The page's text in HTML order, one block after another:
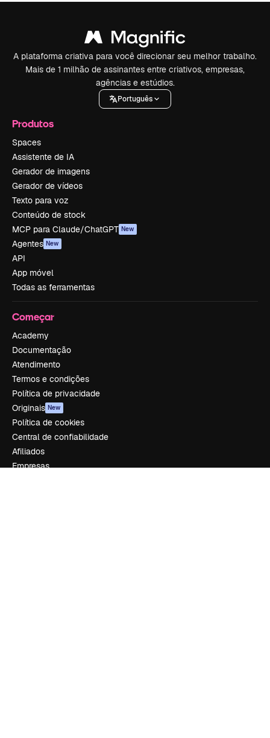
A plataforma criativa para você direcionar seu melhor trabalho.
Mais de 1 milhão de assinantes entre criativos, empresas,
agências e estúdios.
Português
Produtos
Spaces
Assistente de IA
Gerador de imagens
Gerador de vídeos
Texto para voz
Conteúdo de stock
MCP para Claude/ChatGPT New
Agentes New
API
App móvel
Todas as ferramentas
Começar
Academy
Documentação
Atendimento
Termos e condições
Política de privacidade
Originais New
Política de cookies
Central de confiabilidade
Afiliados
Empresas